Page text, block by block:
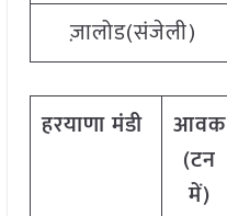
ज़ालोड(संजेली)
हरयाणा मंडी
आवक
(टन
में)